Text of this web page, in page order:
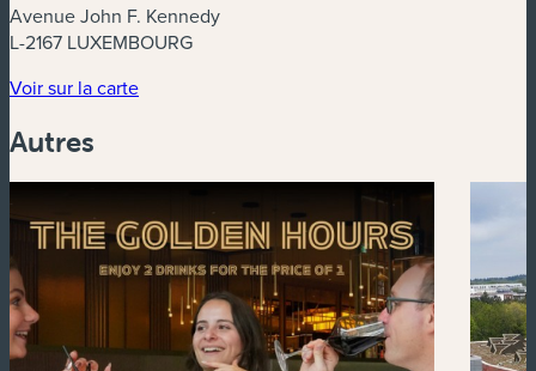
Avenue John F. Kennedy
L-2167 LUXEMBOURG
Voir sur la carte(nouvelle fenêtre)
Autres